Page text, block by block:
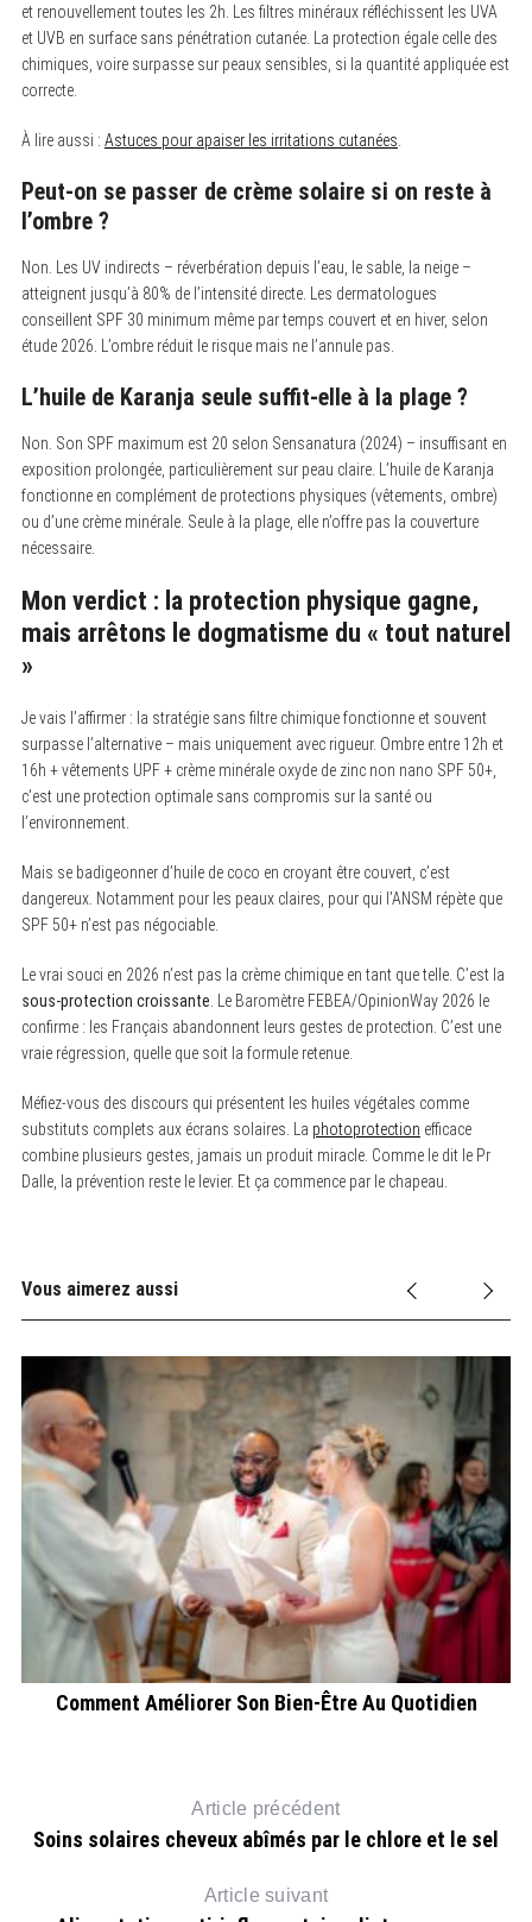
et renouvellement toutes les 2h. Les filtres minéraux réfléchissent les UVA
et UVB en surface sans pénétration cutanée. La protection égale celle des
chimiques, voire surpasse sur peaux sensibles, si la quantité appliquée est
correcte.
À lire aussi : Astuces pour apaiser les irritations cutanées
Peut-on se passer de crème solaire si on reste à
l’ombre ?
Non. Les UV indirects – réverbération depuis l’eau, le sable, la neige –
atteignent jusqu’à 80% de l’intensité directe. Les dermatologues
conseillent SPF 30 minimum même par temps couvert et en hiver, selon
étude 2026. L’ombre réduit le risque mais ne l’annule pas.
L’huile de Karanja seule suffit-elle à la plage ?
Non. Son SPF maximum est 20 selon Sensanatura (2024) – insuffisant en
exposition prolongée, particulièrement sur peau claire. L’huile de Karanja
fonctionne en complément de protections physiques (vêtements, ombre)
ou d’une crème minérale. Seule à la plage, elle n’offre pas la couverture
nécessaire.
Mon verdict : la protection physique gagne,
mais arrêtons le dogmatisme du « tout naturel
»
Je vais l’affirmer : la stratégie sans filtre chimique fonctionne et souvent
surpasse l’alternative – mais uniquement avec rigueur. Ombre entre 12h et
16h + vêtements UPF + crème minérale oxyde de zinc non nano SPF 50+,
c’est une protection optimale sans compromis sur la santé ou
l’environnement.
Mais se badigeonner d’huile de coco en croyant être couvert, c’est
dangereux. Notamment pour les peaux claires, pour qui l’ANSM répète que
SPF 50+ n’est pas négociable.
Le vrai souci en 2026 n’est pas la crème chimique en tant que telle. C’est la
sous-protection croissante . Le Baromètre FEBEA/OpinionWay 2026 le
confirme : les Français abandonnent leurs gestes de protection. C’est une
vraie régression, quelle que soit la formule retenue.
Méfiez-vous des discours qui présentent les huiles végétales comme
substituts complets aux écrans solaires. La photoprotection efficace
combine plusieurs gestes, jamais un produit miracle. Comme le dit le Pr
Dalle, la prévention reste le levier. Et ça commence par le chapeau.
Vous aimerez aussi
Comment Améliorer Son Bien-Être Au Quotidien
Article précédent
Soins solaires cheveux abîmés par le chlore et le sel
Article suivant